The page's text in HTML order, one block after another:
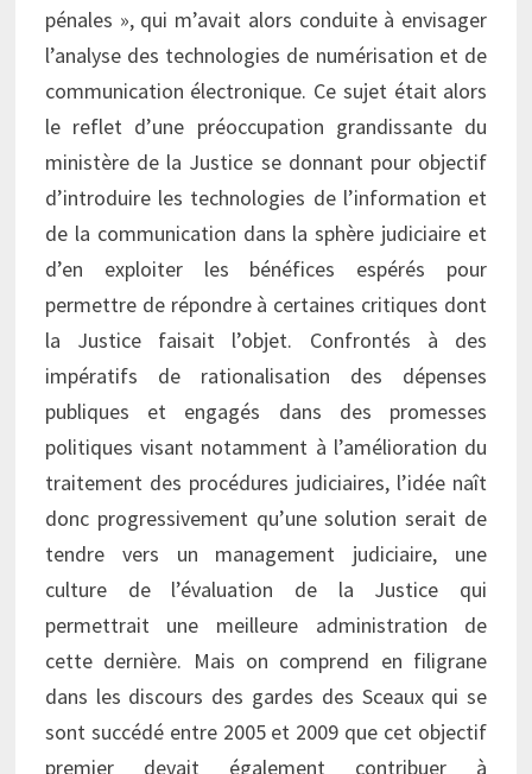
pénales », qui m’avait alors conduite à envisager
l’analyse des technologies de numérisation et de
communication électronique. Ce sujet était alors
le reflet d’une préoccupation grandissante du
ministère de la Justice se donnant pour objectif
d’introduire les technologies de l’information et
de la communication dans la sphère judiciaire et
d’en exploiter les bénéfices espérés pour
permettre de répondre à certaines critiques dont
la Justice faisait l’objet. Confrontés à des
impératifs de rationalisation des dépenses
publiques et engagés dans des promesses
politiques visant notamment à l’amélioration du
traitement des procédures judiciaires, l’idée naît
donc progressivement qu’une solution serait de
tendre vers un management judiciaire, une
culture de l’évaluation de la Justice qui
permettrait une meilleure administration de
cette dernière. Mais on comprend en filigrane
dans les discours des gardes des Sceaux qui se
sont succédé entre 2005 et 2009 que cet objectif
premier devait également contribuer à